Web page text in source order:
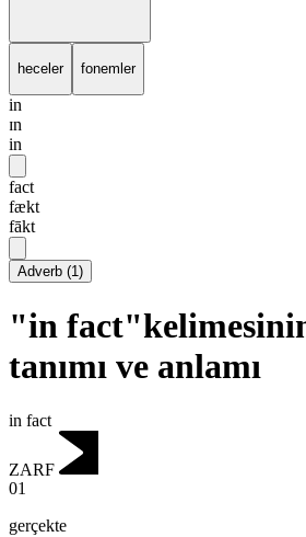
heceler fonemler
in
ɪn
in
fact
fækt
fākt
Adverb (1)
"in
tanımı ve anlamı
in fact
ZARF
01
gerçekte